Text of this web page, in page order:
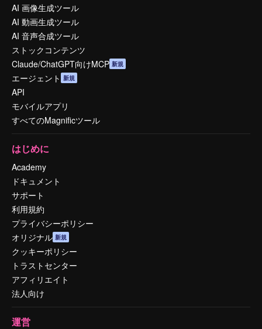
AI 画像生成ツール
AI 動画生成ツール
AI 音声合成ツール
ストックコンテンツ
Claude/ChatGPT向けMCP 新規
エージェント 新規
API
モバイルアプリ
すべてのMagnificツール
はじめに
Academy
ドキュメント
サポート
利用規約
プライバシーポリシー
オリジナル 新規
クッキーポリシー
トラストセンター
アフィリエイト
法人向け
運営